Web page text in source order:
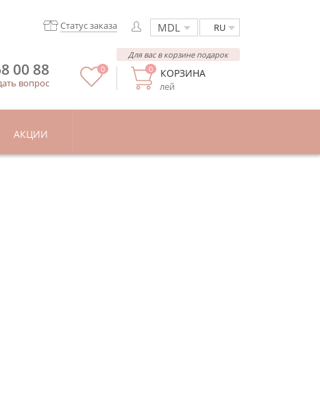
RU
Статус заказа
КОРЗИНА
лей
0
Для вас в корзине подарок
0
00 88
вопрос
АКЦИИ